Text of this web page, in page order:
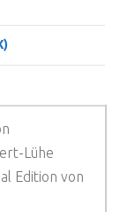
Lühe
Edition von